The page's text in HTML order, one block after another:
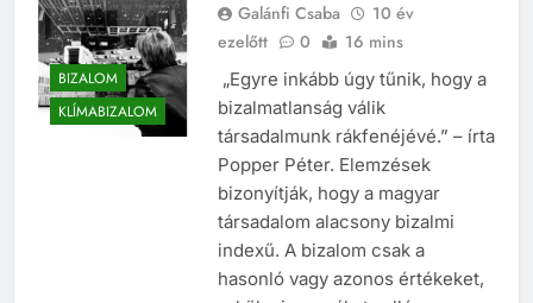
BIZALOM
KLÍMABIZALOM
Galánfi Csaba
10 év
ezelőtt
0 16 mins
„Egyre inkább úgy tűnik, hogy a
bizalmatlanság válik
társadalmunk rákfenéjévé.” – írta
Popper Péter. Elemzések
bizonyítják, hogy a magyar
társadalom alacsony bizalmi
indexű. A bizalom csak a
hasonló vagy azonos értékeket,